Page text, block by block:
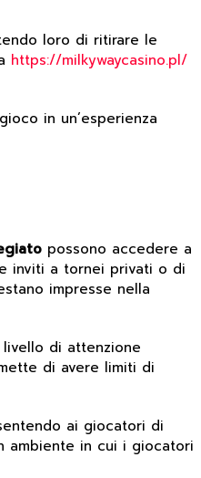
loro di ritirare le
https://milkywaycasino.pl/
in un’esperienza
possono accedere a
inviti a tornei privati o di
impresse nella
di attenzione
di avere limiti di
ai giocatori di
ambiente in cui i giocatori